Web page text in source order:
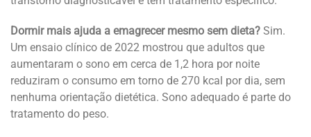
Dormir mais ajuda a emagrecer mesmo sem dieta? Sim.
Um ensaio clínico de 2022 mostrou que adultos que
aumentaram o sono em cerca de 1,2 hora por noite
reduziram o consumo em torno de 270 kcal por dia, sem
nenhuma orientação dietética. Sono adequado é parte do
tratamento do peso.